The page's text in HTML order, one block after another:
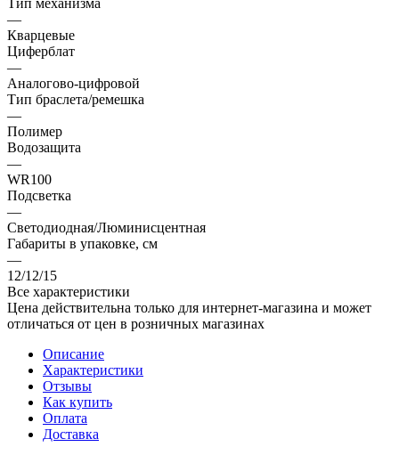
—
Кварцевые
Циферблат
—
Аналогово-цифровой
Тип браслета/ремешка
—
Полимер
Водозащита
—
WR100
Подсветка
—
Светодиодная/Люминисцентная
Габариты в упаковке, см
—
12/12/15
Все характеристики
Цена действительна только для интернет-магазина и может
отличаться от цен в розничных магазинах
Описание
Характеристики
Отзывы
Как купить
Оплата
Доставка